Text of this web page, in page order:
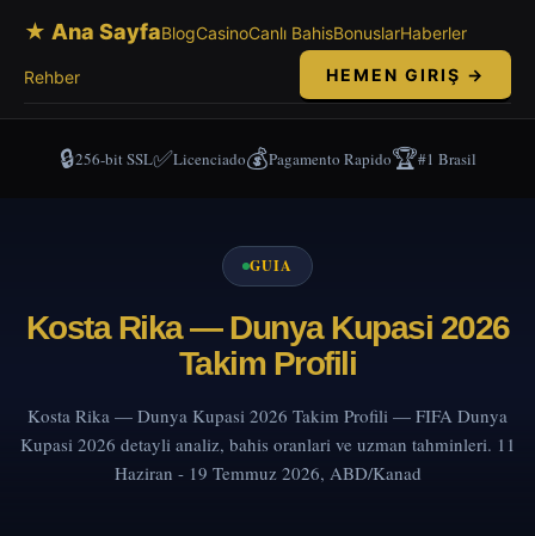
★ Ana SayfaBlogCasinoCanlı BahisBonuslarHaberler
Rehber HEMEN GIRIŞ →
🔒256-bit SSL✅Licenciado💰Pagamento Rapido🏆#1 Brasil
GUIA
Kosta Rika — Dunya Kupasi 2026
Takim Profili
Kosta Rika — Dunya Kupasi 2026 Takim Profili — FIFA Dunya
Kupasi 2026 detayli analiz, bahis oranlari ve uzman tahminleri. 11
Haziran - 19 Temmuz 2026, ABD/Kanad